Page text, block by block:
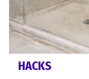
HACKS